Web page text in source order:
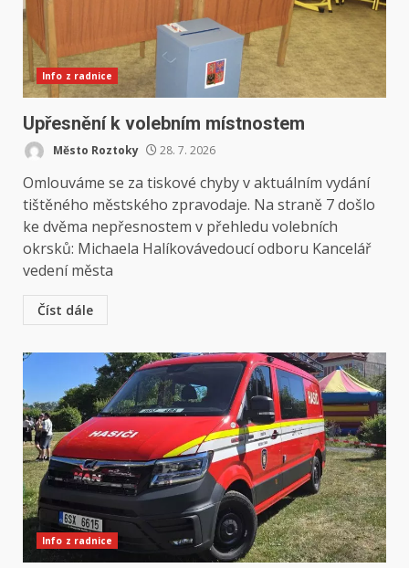
Info z radnice
Upřesnění k volebním místnostem
Město Roztoky 28. 7. 2026
Omlouváme se za tiskové chyby v aktuálním vydání
tištěného městského zpravodaje. Na straně 7 došlo
ke dvěma nepřesnostem v přehledu volebních
okrsků: Michaela Halíkovávedoucí odboru Kancelář
vedení města
Číst dále
Info z radnice